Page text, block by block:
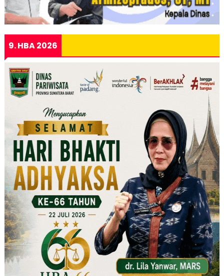
9. HBA 2026